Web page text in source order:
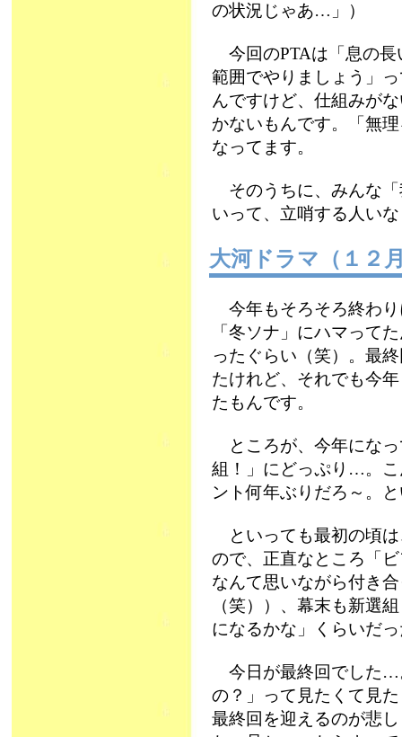
の状況じゃあ…」）
今回のPTAは「息の長
範囲でやりましょう」
んですけど、仕組みが
かないもんです。「無
なってます。
そのうちに、みんな「
いって、立哨する人い
大河ドラマ（１
今年もそろそろ終わ
「冬ソナ」にハマって
ったぐらい（笑）。最
たけれど、それでも今
たもんです。
ところが、今年になっ
組！」にどっぷり…。こ
ント何年ぶりだろ～。
といっても最初の頃は
ので、正直なところ「
なんて思いながら付き
（笑））、幕末も新選
になるかな」くらいだ
今日が最終回でした…
の？」って見たくて見
最終回を迎えるのが悲